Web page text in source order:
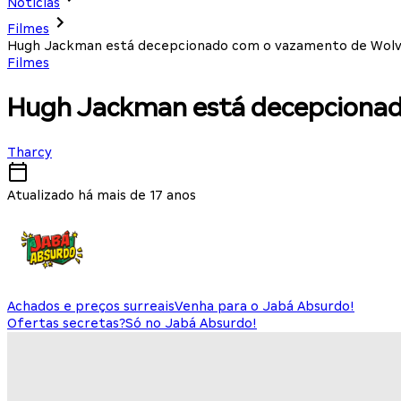
Filmes
Hugh Jackman está decepcionado com o vazamento de
Filmes
Hugh Jackman está
Tharcy
Atualizado há mais de 17 anos
Achados e preços surreaisVenha para o Jabá Absurdo!
Ofertas secretas?Só no Jabá Absurdo!